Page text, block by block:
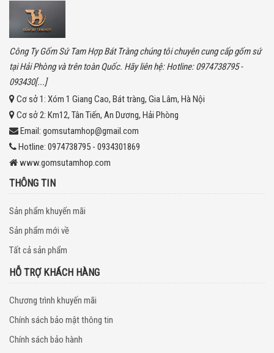
Công Ty Gốm Sứ Tam Hợp Bát Tràng chúng tôi chuyên cung cấp gốm sứ
tại Hải Phòng và trên toàn Quốc. Hãy liên hệ: Hotline: 0974738795 -
093430[...]
Cơ sở 1: Xóm 1 Giang Cao, Bát tràng, Gia Lâm, Hà Nội
Cơ sở 2: Km12, Tân Tiến, An Dương, Hải Phòng
Email: gomsutamhop@gmail.com
Hotline: 0974738795 - 0934301869
www.gomsutamhop.com
THÔNG TIN
Sản phẩm khuyến mãi
Sản phẩm mới về
Tất cả sản phẩm
HỖ TRỢ KHÁCH HÀNG
Chương trình khuyến mãi
Chính sách bảo mật thông tin
Chính sách bảo hành